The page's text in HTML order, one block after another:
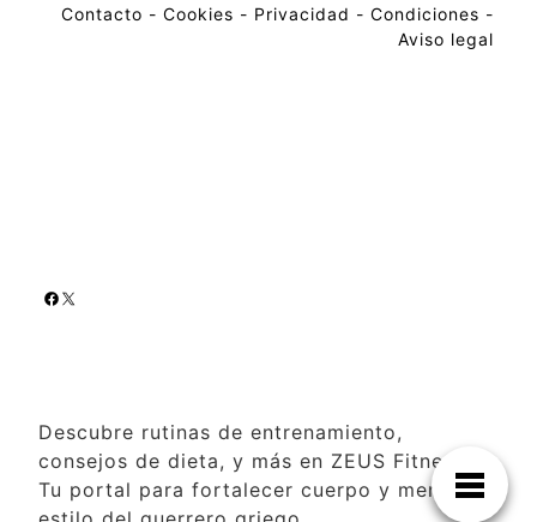
Contacto - Cookies - Privacidad - Condiciones -
Aviso legal
Descubre rutinas de entrenamiento,
consejos de dieta, y más en ZEUS Fitness.
Tu portal para fortalecer cuerpo y mente al